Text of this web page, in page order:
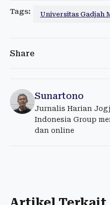
Tags: Universitas Gadjah
Share
Sunartono
Jurnalis Harian
Indonesia Group
dan online